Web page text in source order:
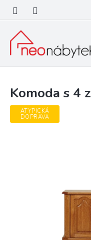
obsah
Komoda s 4
ATYPICKÁ
DOPRAVA